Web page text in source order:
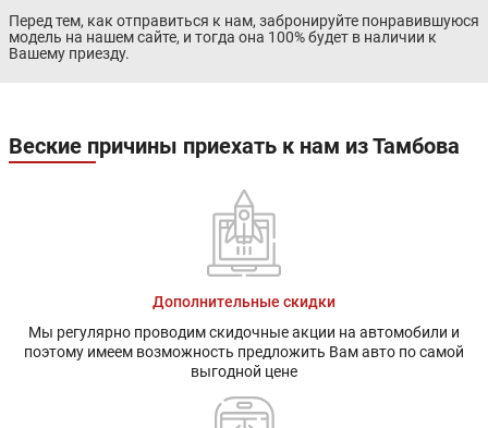
Перед тем, как отправиться к нам, забронируйте понравившуюся
модель на нашем сайте, и тогда она 100% будет в наличии к
Вашему приезду.
Веские причины приехать к нам из Тамбова
Дополнительные скидки
Мы регулярно проводим скидочные акции на автомобили и
поэтому имеем возможность предложить Вам авто по самой
выгодной цене